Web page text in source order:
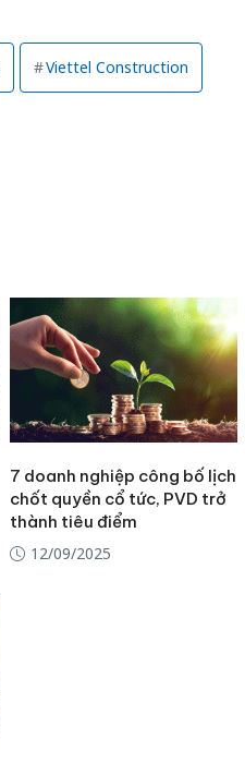
Viettel Construction
7 doanh nghiệp công bố lịch
chốt quyền cổ tức, PVD trở
thành tiêu điểm
12/09/2025